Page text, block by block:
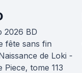
2026 BD
fête sans fin
de Loki -
Piece, tome 113